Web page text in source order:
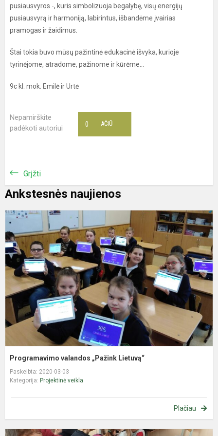
pusiausvyros -, kuris simbolizuoja begalybę, visų energijų
pusiausvyrą ir harmoniją, labirintus, išbandėme įvairias
pramogas ir žaidimus.
Štai tokia buvo mūsų pažintinė edukacinė išvyka, kurioje
tyrinėjome, atradome, pažinome ir kūrėme...
9c kl. mok. Emilė ir Urtė
Nepamirškite
padėkoti autoriui
AČIŪ
0
Grįžti
Ankstesnės naujienos
Programavimo valandos „Pažink Lietuvą“
Paskelbta: 2020-03-03
Kategorija: Projektinė veikla
Plačiau